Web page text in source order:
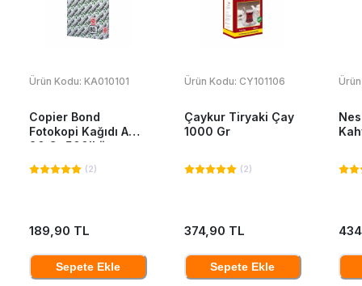
Ürün Kodu: KA010101
Copier Bond
Fotokopi Kağıdı A4
80 Gr 500'Lü
(2)
189,90 TL
Sepete Ekle
Ürün Kodu: CY101106
Çaykur Tiryaki Çay
1000 Gr
(2)
374,90 TL
Sepete Ekle